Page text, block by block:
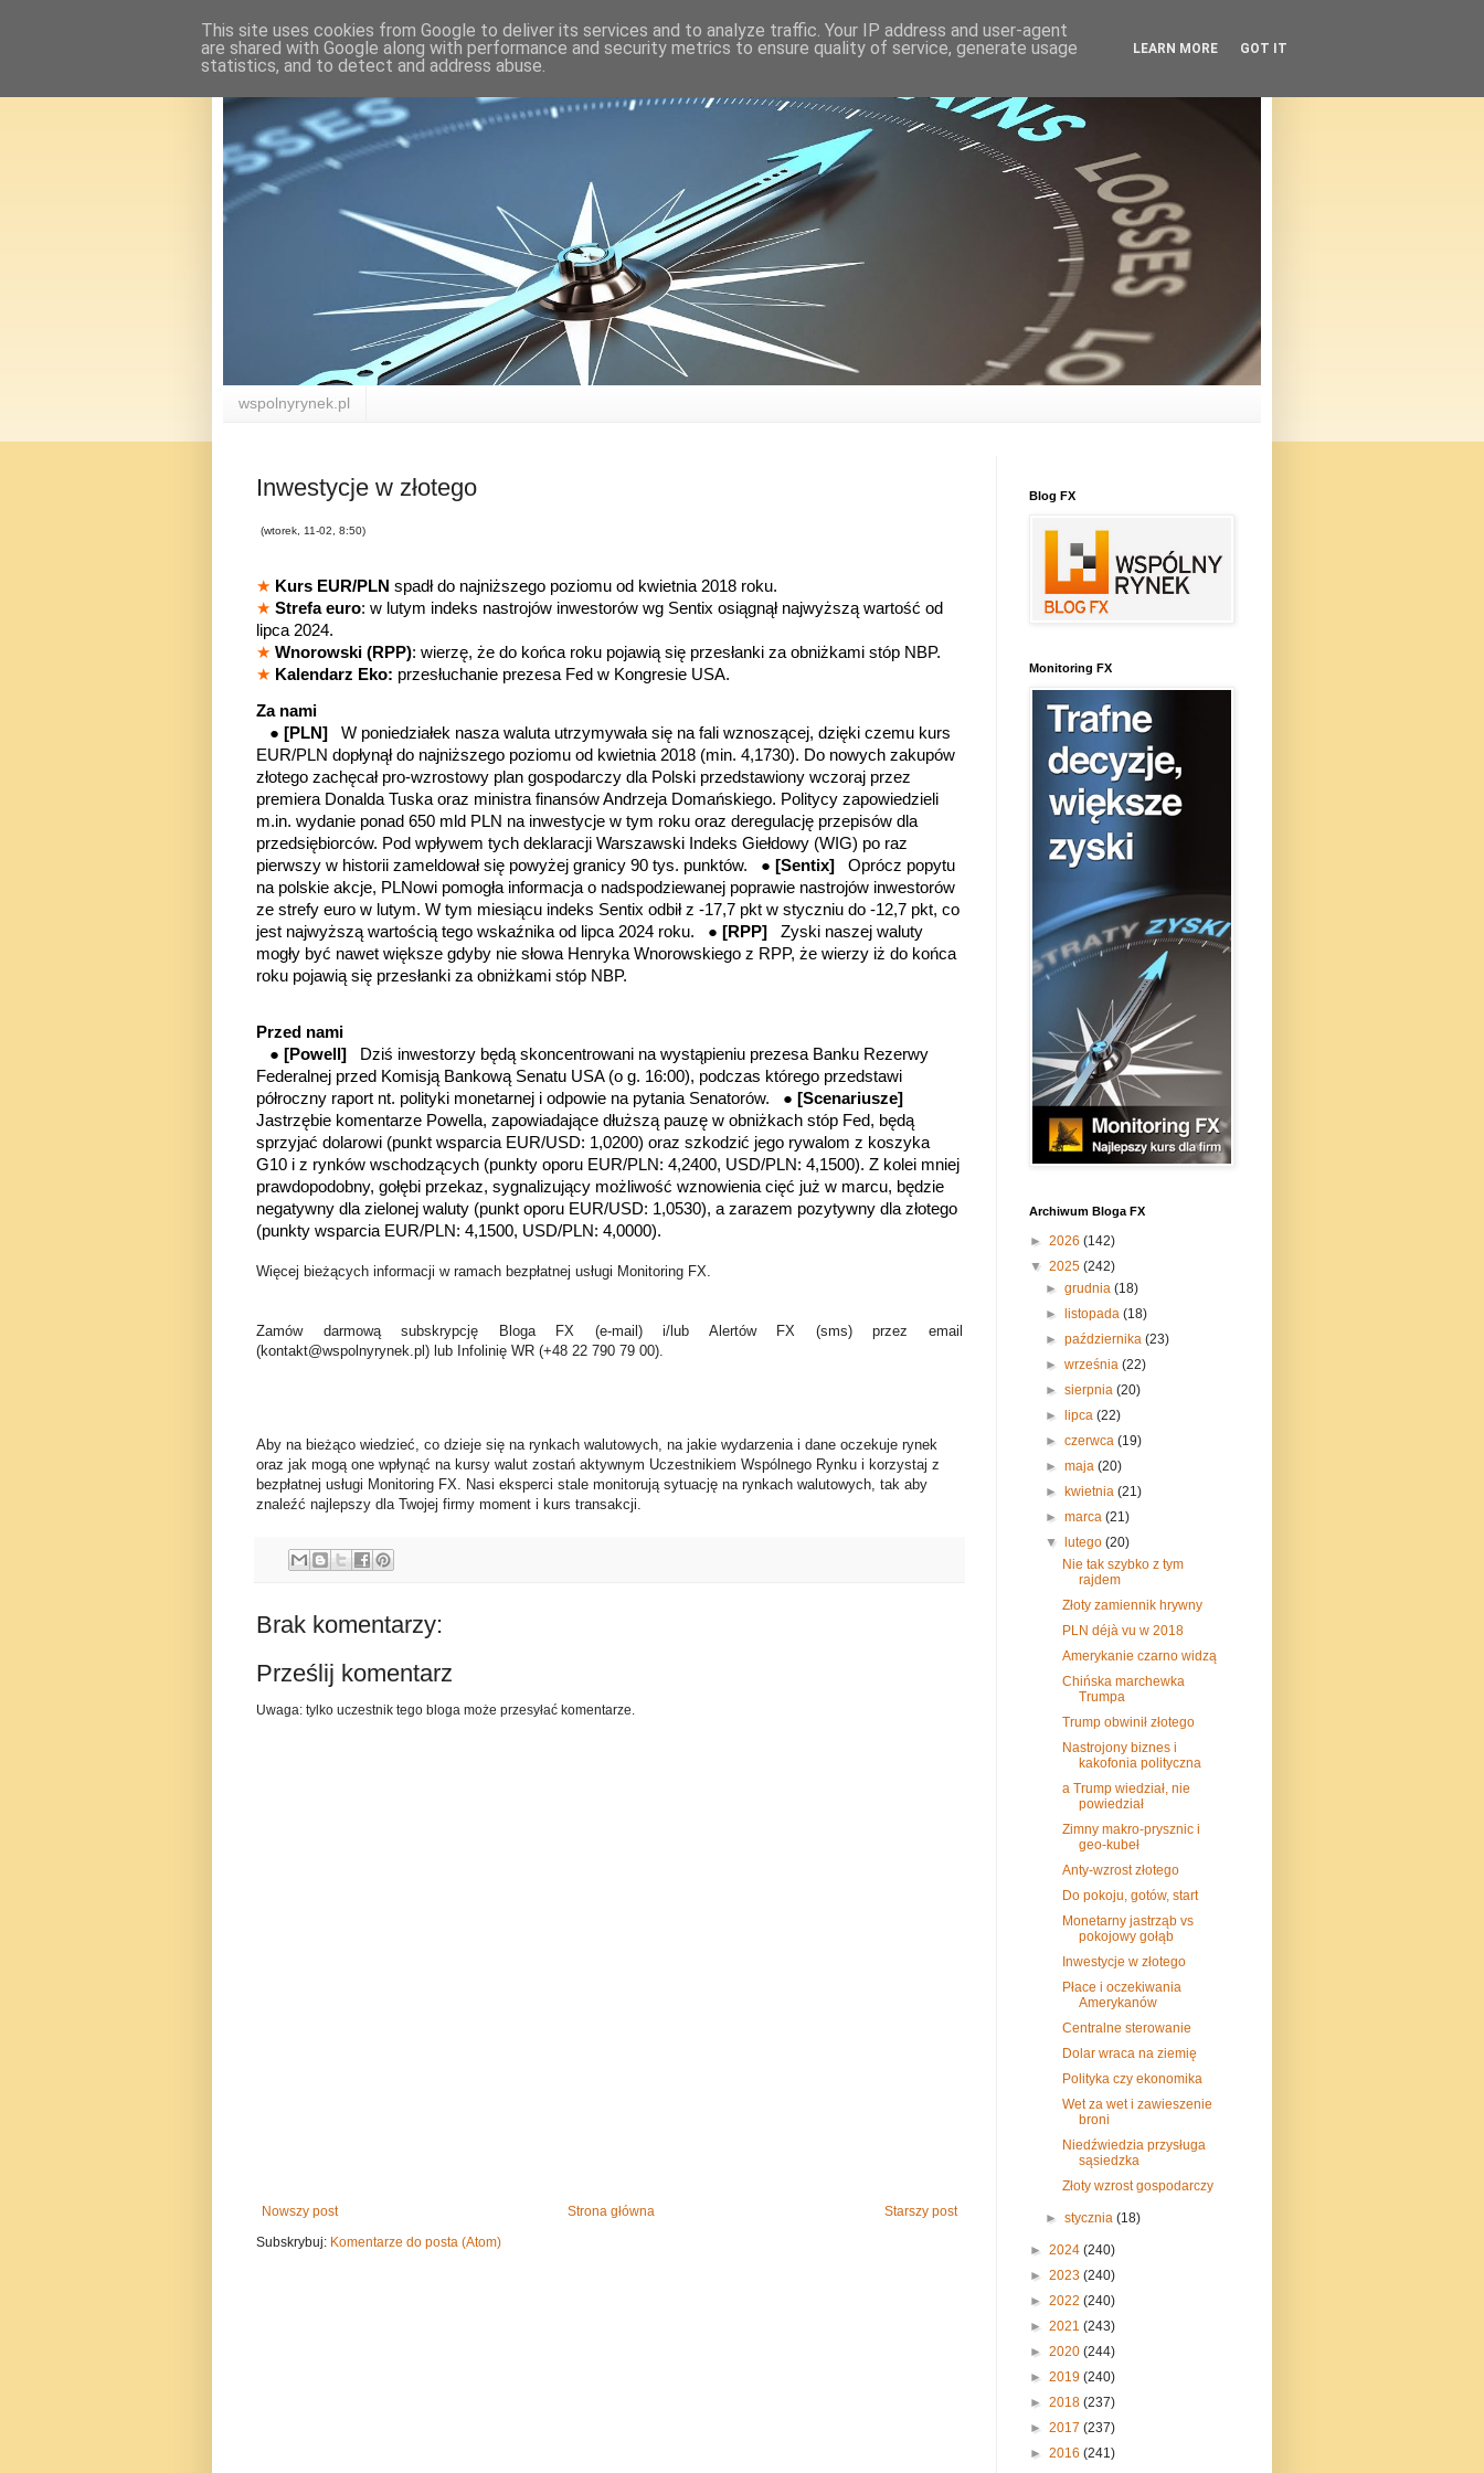
wspolnyrynek.pl
Inwestycje w złotego
(wtorek, 11-02, 8:50)
★ Kurs EUR/PLN spadł do najniższego poziomu od kwietnia 2018 roku.
★ Strefa euro: w lutym indeks nastrojów inwestorów wg Sentix osiągnął najwyższą wartość od
lipca 2024.
★ Wnorowski (RPP): wierzę, że do końca roku pojawią się przesłanki za obniżkami stóp NBP.
★ Kalendarz Eko: przesłuchanie prezesa Fed w Kongresie USA.
Za nami
● [PLN] W poniedziałek nasza waluta utrzymywała się na fali wznoszącej, dzięki czemu kurs
EUR/PLN dopłynął do najniższego poziomu od kwietnia 2018 (min. 4,1730). Do nowych zakupów
złotego zachęcał pro-wzrostowy plan gospodarczy dla Polski przedstawiony wczoraj przez
premiera Donalda Tuska oraz ministra finansów Andrzeja Domańskiego. Politycy zapowiedzieli
m.in. wydanie ponad 650 mld PLN na inwestycje w tym roku oraz deregulację przepisów dla
przedsiębiorców. Pod wpływem tych deklaracji Warszawski Indeks Giełdowy (WIG) po raz
pierwszy w historii zameldował się powyżej granicy 90 tys. punktów. ● [Sentix] Oprócz popytu
na polskie akcje, PLNowi pomogła informacja o nadspodziewanej poprawie nastrojów inwestorów
ze strefy euro w lutym. W tym miesiącu indeks Sentix odbił z -17,7 pkt w styczniu do -12,7 pkt, co
jest najwyższą wartością tego wskaźnika od lipca 2024 roku. ● [RPP] Zyski naszej waluty
mogły być nawet większe gdyby nie słowa Henryka Wnorowskiego z RPP, że wierzy iż do końca
roku pojawią się przesłanki za obniżkami stóp NBP.
Przed nami
● [Powell]
Dziś inwestorzy będą skoncentrowani na wystąpieniu prezesa Banku Rezerwy
Federalnej przed Komisją Bankową Senatu USA (o g. 16:00), podczas którego przedstawi
półroczny raport nt. polityki monetarnej i odpowie na pytania Senatorów. ● [Scenariusze]
Jastrzębie komentarze Powella, zapowiadające dłuższą pauzę w obniżkach stóp Fed, będą
sprzyjać dolarowi (punkt wsparcia EUR/USD: 1,0200) oraz szkodzić jego rywalom z koszyka
G10 i z rynków wschodzących (punkty oporu EUR/PLN: 4,2400, USD/PLN: 4,1500). Z kolei mniej
prawdopodobny, gołębi przekaz, sygnalizujący możliwość wznowienia cięć już w marcu, będzie
negatywny dla zielonej waluty (punkt oporu EUR/USD: 1,0530), a zarazem pozytywny dla złotego
(punkty wsparcia EUR/PLN: 4,1500, USD/PLN: 4,0000).
Więcej bieżących informacji w ramach bezpłatnej usługi Monitoring FX.
Zamów darmową subskrypcję Bloga FX (e-mail) i/lub Alertów FX (sms) przez email
(kontakt@wspolnyrynek.pl) lub Infolinię WR (+48 22 790 79 00).
Aby na bieżąco wiedzieć, co dzieje się na rynkach walutowych, na jakie wydarzenia i dane oczekuje rynek
oraz jak mogą one wpłynąć na kursy walut zostań aktywnym Uczestnikiem Wspólnego Rynku i korzystaj z
bezpłatnej usługi Monitoring FX. Nasi eksperci stale monitorują sytuację na rynkach walutowych, tak aby
znaleźć najlepszy dla Twojej firmy moment i kurs transakcji.
Brak komentarzy:
Prześlij komentarz
Uwaga: tylko uczestnik tego bloga może przesyłać komentarze.
Nowszy post Starszy post
Strona główna
Subskrybuj: Komentarze do posta (Atom)
Blog FX
Monitoring FX
Archiwum Bloga FX
► 2026 (142)
▼ 2025 (242)
►grudnia(18)
►listopada(18)
►października(23)
►września(22)
►sierpnia(20)
►lipca(22)
►czerwca(19)
►maja(20)
►kwietnia(21)
►marca(21)
▼lutego(20)
Nie tak szybko z tym
rajdem
Złoty zamiennik hrywny
PLN déjà vu w 2018
Amerykanie czarno widzą
Chińska marchewka
Trumpa
Trump obwinił złotego
Nastrojony biznes i
kakofonia polityczna
a Trump wiedział, nie
powiedział
Zimny makro-prysznic i
geo-kubeł
Anty-wzrost złotego
Do pokoju, gotów, start
Monetarny jastrząb vs
pokojowy gołąb
Inwestycje w złotego
Płace i oczekiwania
Amerykanów
Centralne sterowanie
Dolar wraca na ziemię
Polityka czy ekonomika
Wet za wet i zawieszenie
broni
Niedźwiedzia przysługa
sąsiedzka
Złoty wzrost gospodarczy
►stycznia(18)
► 2024 (240)
► 2023 (240)
► 2022 (240)
► 2021 (243)
► 2020 (244)
► 2019 (240)
► 2018 (237)
► 2017 (237)
► 2016 (241)
This site uses cookies from Google to deliver its services and to analyze traffic. Your IP address and user-agent
are shared with Google along with performance and security metrics to ensure quality of service, generate usage
statistics, and to detect and address abuse.
LEARN MORE GOT IT